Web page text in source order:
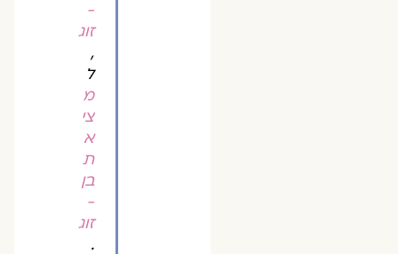
זוג
ל
מ
צי
א
ת
בן
זוג